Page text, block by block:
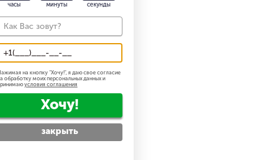
часы минуты секунды
на кнопку "Хочу!", я даю свое согласие
обработку моих персональных данных и
условия соглашения
Хочу!
закрыть